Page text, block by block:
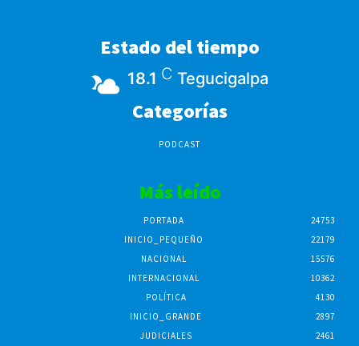
Estado del tiempo
18.1 C Tegucigalpa
Categorías
PODCAST
Más leído
PORTADA
24753
INICIO_PEQUEÑO
22179
NACIONAL
15576
INTERNACIONAL
10362
POLÍTICA
4130
INICIO_GRANDE
2897
JUDICIALES
2461